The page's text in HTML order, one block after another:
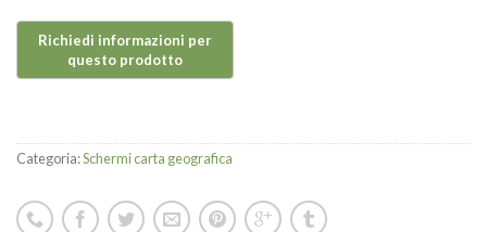
Categoria:Schermi carta geografica